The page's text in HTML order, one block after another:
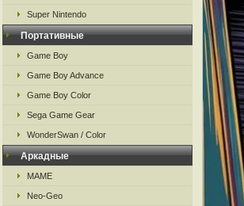
Super Nintendo
Портативные
Game Boy
Game Boy Advance
Game Boy Color
Sega Game Gear
WonderSwan / Color
Аркадные
MAME
Neo-Geo